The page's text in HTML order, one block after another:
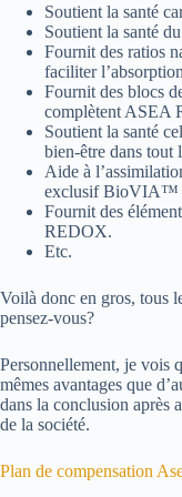
Soutient la santé
Soutient la santé
Fournit des ratios
faciliter l’absorption
Fournit des blocs
complètent ASEA
Soutient la santé
bien-être dans tout
Aide à
exclusif BioVIA™
Fournit des
REDOX.
Etc.
Voilà donc en gros, tous
pensez-vous?
Personnellement, je vois
mêmes avantages que
dans la conclusion après
de la société.
Plan de compensation